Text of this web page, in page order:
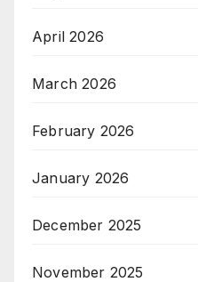
April 2026
March 2026
February 2026
January 2026
December 2025
November 2025